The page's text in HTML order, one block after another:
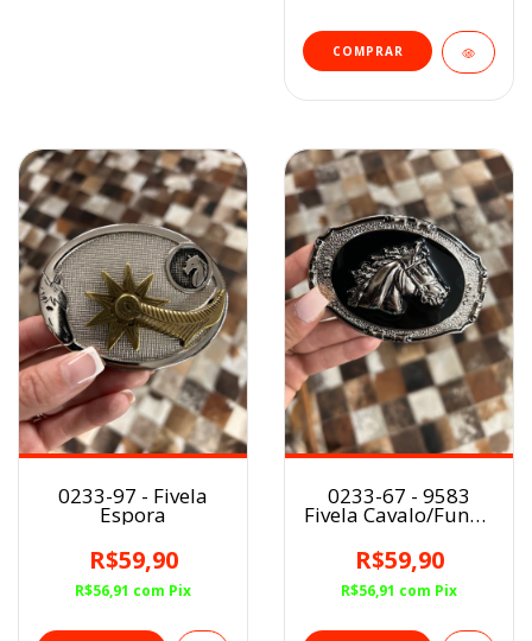
0233-97 - Fivela
Espora
R$59,90
R$56,91 com Pix
0233-67 - 9583
Fivela Cavalo/Fundo
R$59,90
R$56,91 com Pix